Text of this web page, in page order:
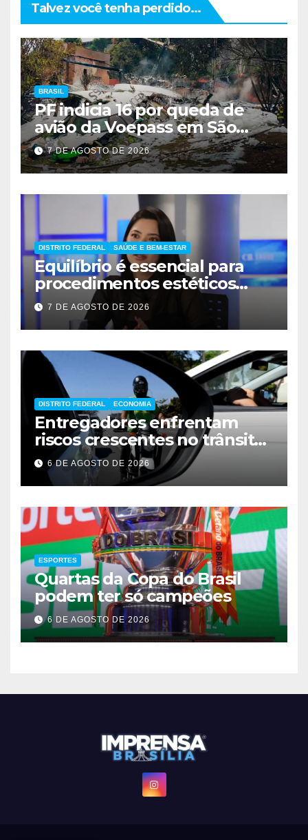
Talvez você tenha perdido...
BRASIL
PF indicia 16 por queda de
avião da Voepass em São
Paulo
7 DE AGOSTO DE 2026
DISTRITO FEDERAL SAÚDE E BEM-ESTAR
Equilíbrio é essencial para
procedimentos estéticos
seguros
7 DE AGOSTO DE 2026
DISTRITO FEDERAL ECONOMIA
Entregadores enfrentam
riscos crescentes no trânsito
de Brasília
6 DE AGOSTO DE 2026
ESPORTES
Quartas da Copa do Brasil
podem ter só campeões
6 DE AGOSTO DE 2026